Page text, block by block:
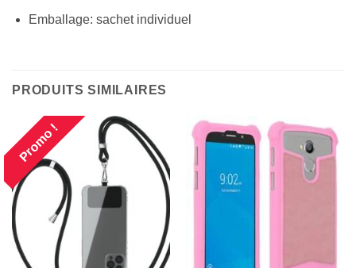
Emballage: sachet individuel
PRODUITS SIMILAIRES
Promo !